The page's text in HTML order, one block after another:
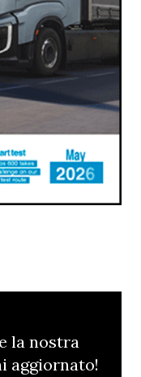
la nostra
aggiornato!